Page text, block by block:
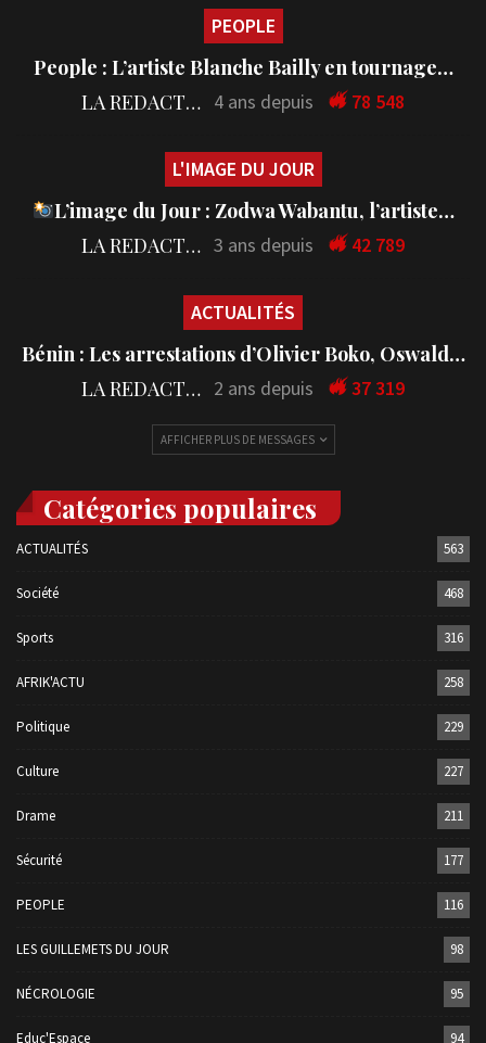
PEOPLE
People : L’artiste Blanche Bailly en tournage…
LA REDACTION 4 ans depuis 78 548
L'IMAGE DU JOUR
L’image du Jour : Zodwa Wabantu, l’artiste…
LA REDACTION 3 ans depuis 42 789
ACTUALITÉS
Bénin : Les arrestations d’Olivier Boko, Oswald…
LA REDACTION 2 ans depuis 37 319
AFFICHER PLUS DE MESSAGES
Catégories populaires
ACTUALITÉS 563
Société 468
Sports 316
AFRIK'ACTU 258
Politique 229
Culture 227
Drame 211
Sécurité 177
PEOPLE 116
LES GUILLEMETS DU JOUR 98
NÉCROLOGIE 95
Educ'Espace 94